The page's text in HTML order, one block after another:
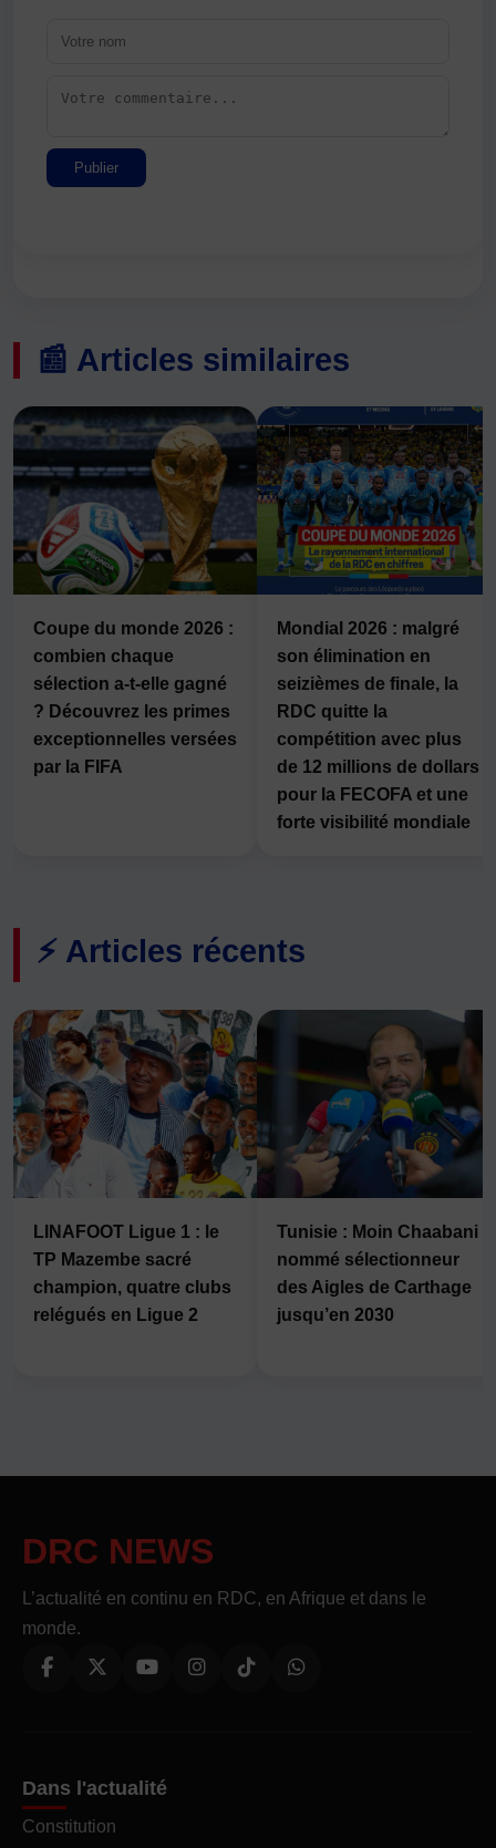
Publier
📰 Articles similaires
Coupe du monde 2026 :
combien chaque
sélection a-t-elle gagné
? Découvrez les primes
exceptionnelles versées
par la FIFA
Mondial 2026 : malgré
son élimination en
seizièmes de finale, la
RDC quitte la
compétition avec plus
de 12 millions de dollars
pour la FECOFA et une
forte visibilité mondiale
⚡ Articles récents
LINAFOOT Ligue 1 : le
TP Mazembe sacré
champion, quatre clubs
relégués en Ligue 2
Tunisie : Moin Chaabani
nommé sélectionneur
des Aigles de Carthage
jusqu’en 2030
DRC NEWS
L’actualité en continu en RDC, en Afrique et dans le
monde.
Dans l'actualité
Constitution